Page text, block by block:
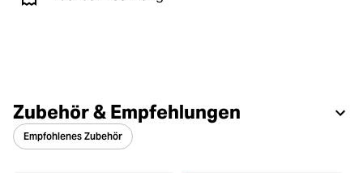
Zubehör & Empfehlungen
Empfohlenes Zubehör